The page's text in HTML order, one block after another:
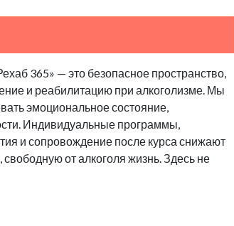
365» — это безопасное пространство,
и реабилитацию при алкоголизме. Мы
эмоциональное состояние,
Индивидуальные программы,
и сопровождение после курса снижают
от алкоголя жизнь. Здесь не